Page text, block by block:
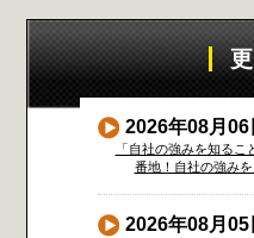
2026年08月06
「自社の強みを知る
番地！自社の強み
2026年08月05